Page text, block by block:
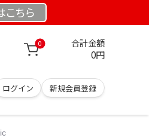
こちら
0 合計金額
0円
ログイン 新規会員登録